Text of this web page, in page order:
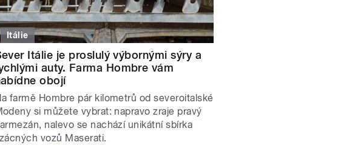
Itálie
Itálie je proslulý výbornými sýry a
auty. Farma Hombre vám
obojí
farmě Hombre pár kilometrů od severoitalské
si můžete vybrat: napravo zraje pravý
nalevo se nachází unikátní sbírka
vozů Maserati.